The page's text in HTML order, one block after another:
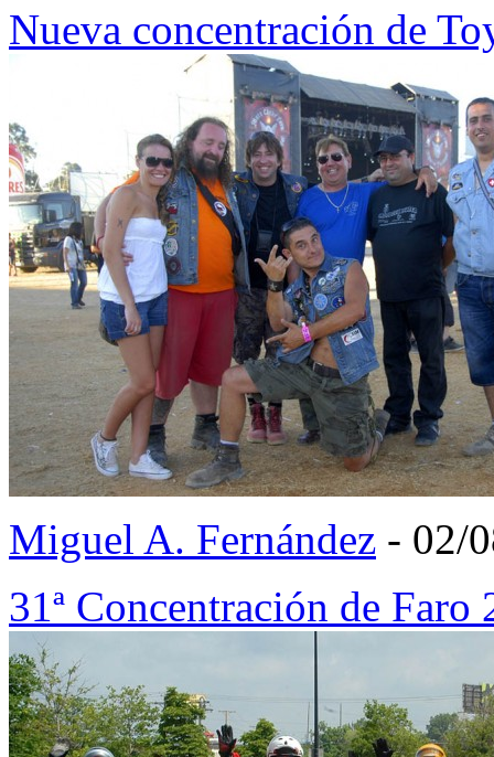
Nueva concentración de
Miguel A. Fernández - 02/
31ª Concentración de Faro